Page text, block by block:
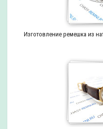
Изготовление ремешка из